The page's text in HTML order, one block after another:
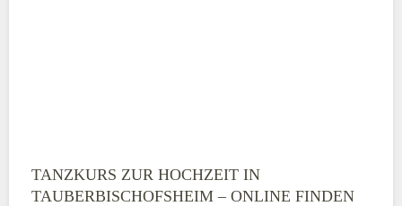
Montag
TANZKURS ZUR HOCHZEIT IN
TAUBERBISCHOFSHEIM – ONLINE FINDEN